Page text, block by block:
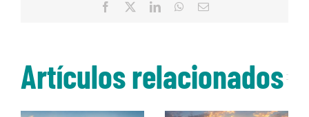
Facebook LinkedInWhatsApp
Correo
Artículos relacionados